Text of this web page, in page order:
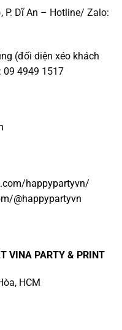
P. Dĩ An – Hotline/ Zalo:
(đối diện xéo khách
4949 1517
happypartyvn/
@happypartyvn
VINA PARTY & PRINT
HCM